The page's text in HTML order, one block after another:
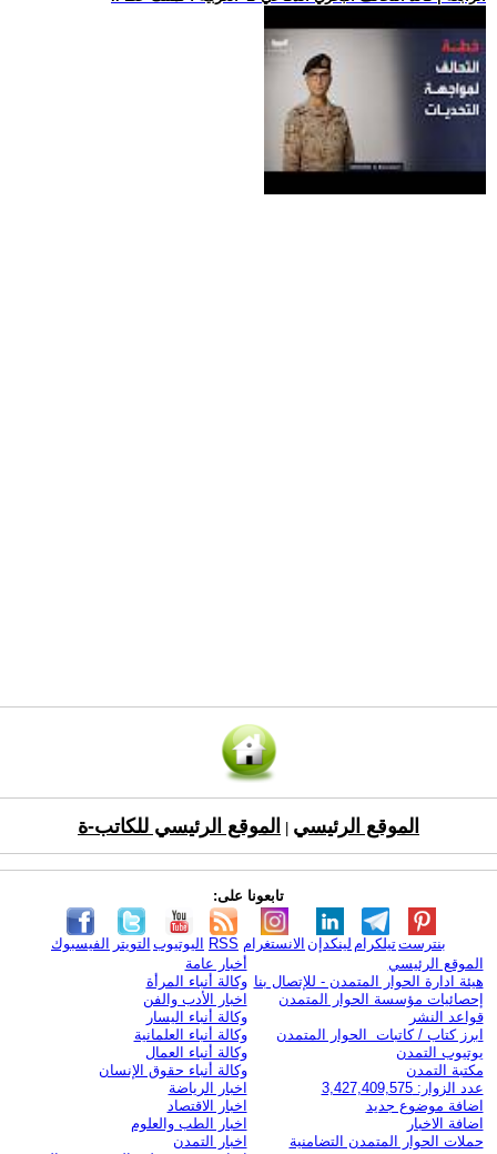
الموقع الرئيسي الموقع الرئيسي للكاتب-ة
تابعونا على:
الفيسبوك التويتر اليوتيوب RSS الانستغرام لينكدإن تيلكرامبنترست
الموقع الرئيسي
هيئة ادارة الحوار المتمدن - للإتصال بنا
إحصائيات مؤسسة الحوار المتمدن
قواعد النشر
ابرز كتاب / كاتبات الحوار المتمدن
يوتيوب التمدن
مكتبة التمدن
عدد الزوار: 3,427,409,575
اضافة موضوع جديد
اضافة الاخبار
حملات الحوار المتمدن التضامنية
أخبار عامة
وكالة أنباء المرأة
اخبار الأدب والفن
وكالة أنباء اليسار
وكالة أنباء العلمانية
وكالة أنباء العمال
وكالة أنباء حقوق الإنسان
اخبار الرياضة
اخبار الاقتصاد
اخبار الطب والعلوم
اخبار التمدن